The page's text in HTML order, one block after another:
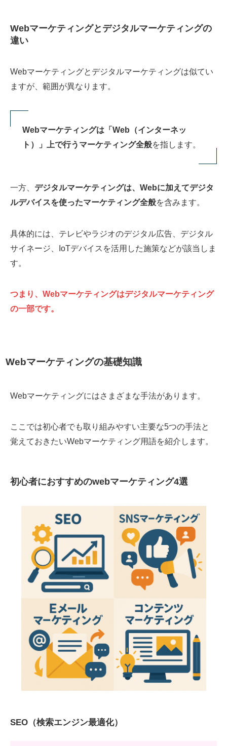
Webマーケティングとデジタルマーケティングの
違い
Webマーケティングとデジタルマーケティングは似てい
ますが、範囲が異なります。
Webマーケティングは「Web（インターネッ
ト）」上で行うマーケティング全般を指します。
一方、 デジタルマーケティングは、Webに加えてデジタ
ルデバイスを使ったマーケティング全般を含みます。
具体的には、テレビやラジオのデジタル広告、デジタル
サイネージ、IoTデバイスを活用した施策などが該当しま
す。
つまり、Webマーケティングはデジタルマーケティング
の一部です。
Webマーケティングの基礎知識
Webマーケティングにはさまざまな手法があります。
ここでは初心者でも取り組みやすい主要な5つの手法と
覚えておきたいWebマーケティング用語を紹介します。
初心者におすすめのwebマーケティング4選
SEO（検索エンジン最適化）